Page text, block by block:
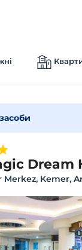
Dream
Merkez, Kemer,